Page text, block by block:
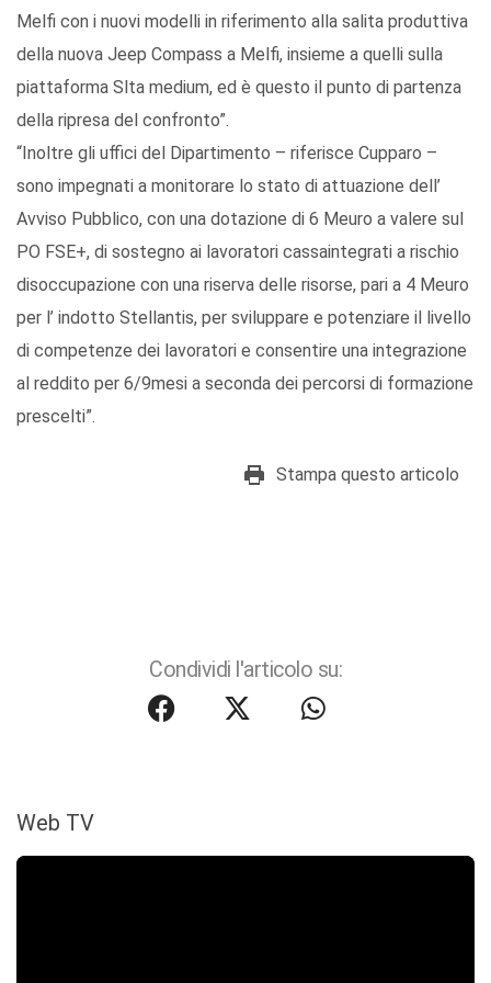
Melfi con i nuovi modelli in riferimento alla salita produttiva
della nuova Jeep Compass a Melfi, insieme a quelli sulla
piattaforma Slta medium, ed è questo il punto di partenza
della ripresa del confronto”.
“Inoltre gli uffici del Dipartimento – riferisce Cupparo –
sono impegnati a monitorare lo stato di attuazione dell’
Avviso Pubblico, con una dotazione di 6 Meuro a valere sul
PO FSE+, di sostegno ai lavoratori cassaintegrati a rischio
disoccupazione con una riserva delle risorse, pari a 4 Meuro
per l’ indotto Stellantis, per sviluppare e potenziare il livello
di competenze dei lavoratori e consentire una integrazione
al reddito per 6/9mesi a seconda dei percorsi di formazione
prescelti”.
Stampa questo articolo
Condividi l'articolo su:
Web TV